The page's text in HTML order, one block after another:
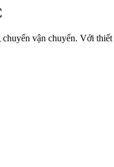
vận chuyển. Với